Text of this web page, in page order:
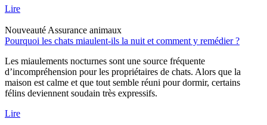
Lire
Nouveauté Assurance animaux
Pourquoi les chats miaulent-ils la nuit et comment y remédier ?
Les miaulements nocturnes sont une source fréquente
d’incompréhension pour les propriétaires de chats. Alors que la
maison est calme et que tout semble réuni pour dormir, certains
félins deviennent soudain très expressifs.
Lire